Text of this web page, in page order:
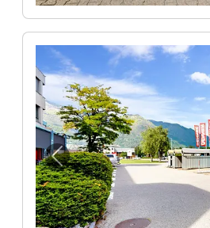
Vorheriges Bild für